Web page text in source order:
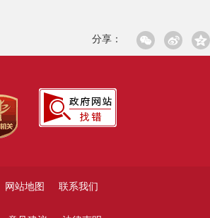
分享：
网站地图 联系我们